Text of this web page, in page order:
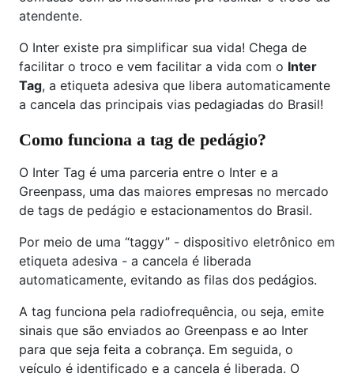
atendente.
O Inter existe pra simplificar sua vida! Chega de
facilitar o troco e vem facilitar a vida com o Inter
Tag, a etiqueta adesiva que libera automaticamente
a cancela das principais vias pedagiadas do Brasil!
Como funciona a tag de pedágio?
O Inter Tag é uma parceria entre o Inter e a
Greenpass, uma das maiores empresas no mercado
de tags de pedágio e estacionamentos do Brasil.
Por meio de uma “taggy” - dispositivo eletrônico em
etiqueta adesiva - a cancela é liberada
automaticamente, evitando as filas dos pedágios.
A tag funciona pela radiofrequência, ou seja, emite
sinais que são enviados ao Greenpass e ao Inter
para que seja feita a cobrança. Em seguida, o
veículo é identificado e a cancela é liberada. O